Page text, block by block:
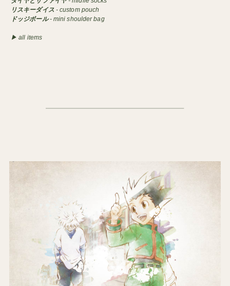
リスキーダイス- custom pouch
ドッジボール- mini shoulder bag
▶︎ all items